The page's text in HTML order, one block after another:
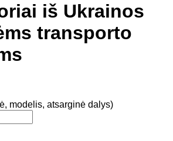
iš Ukrainos
transporto
modelis, atsarginė dalys)